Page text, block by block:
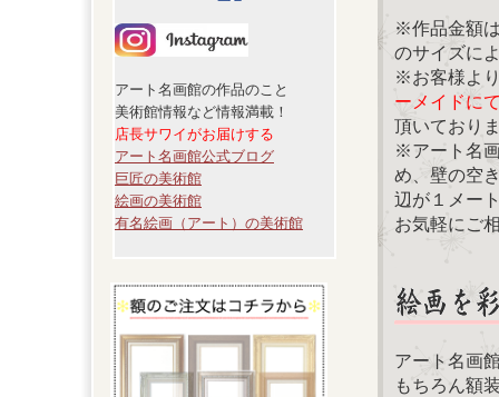
アート名画館の作品のこと
美術館情報など情報満載！
店長サワイがお届けする
アート名画館公式ブログ
巨匠の美術館
絵画の美術館
有名絵画（アート）の美術館
※作品金額
のサイズに
※お客様よ
ーメイドに
頂いており
※アート名
め、壁の空
辺が１メー
お気軽にご
アート名画
もちろん額